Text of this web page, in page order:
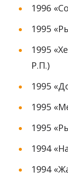
1996
1995
1995
Р.П.)
1995
1995
1995
1994
1994